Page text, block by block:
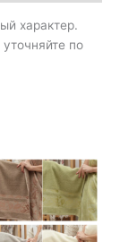
характер.
по
Диапазон
цен:
190₽
–
1
230₽